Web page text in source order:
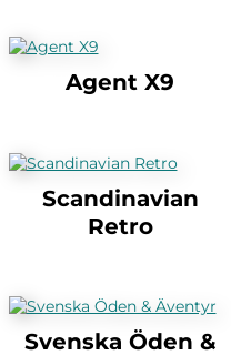
Agent X9
Scandinavian
Retro
Svenska Öden &